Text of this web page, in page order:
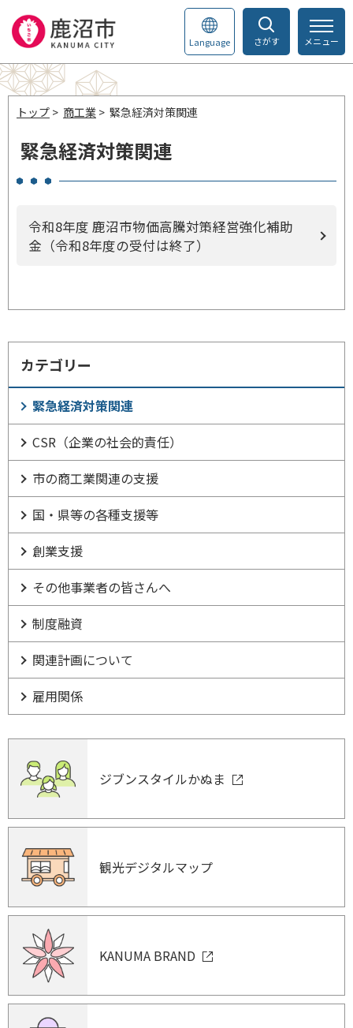
さがす
Language メニュー
トップ > 商工業 > 緊急経済対策関連
緊急経済対策関連
令和8年度 鹿沼市物価高騰対策経営強化補助
金（令和8年度の受付は終了）
カテゴリー
緊急経済対策関連
CSR（企業の社会的責任）
市の商工業関連の支援
国・県等の各種支援等
創業支援
その他事業者の皆さんへ
制度融資
関連計画について
雇用関係
ジブンスタイルかぬま
観光デジタルマップ
KANUMA BRAND